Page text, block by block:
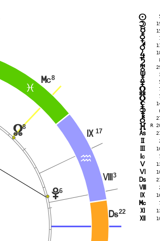
E
F
22
M
3
N
17
O
8
P
w6
x8
n
o
p
q
r
s
t
u
v
w
x
y
z
{
|
} R
G
H
I
J
K
L
M
N
O
P
Q
R